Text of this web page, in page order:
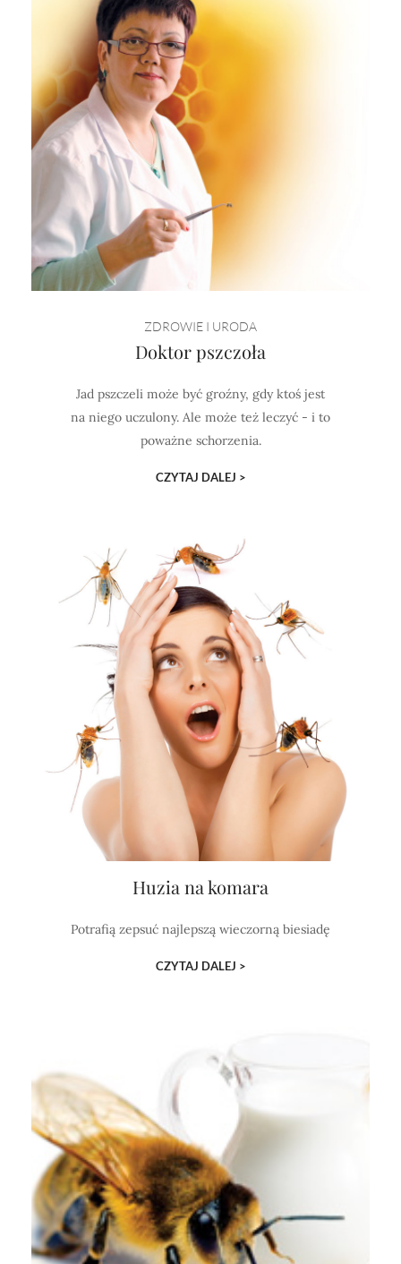
ZDROWIE I URODA
Doktor pszczoła
Jad pszczeli może być groźny, gdy ktoś jest
na niego uczulony. Ale może też leczyć - i to
poważne schorzenia.
CZYTAJ DALEJ >
Huzia na komara
Potrafią zepsuć najlepszą wieczorną biesiadę
CZYTAJ DALEJ >